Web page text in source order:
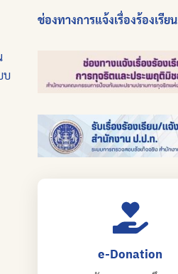
บ
ช่องทางการแจ้งเรื่องร้องเรียน
e-Donation